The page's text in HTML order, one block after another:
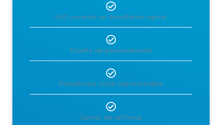
500 usuarios en simultáneo aprox.
Diseño de personalizado
Plataforma 100% administrable
Gestor de archivos